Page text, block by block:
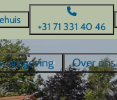
+31 71 331 40 46
omgeving Over ons